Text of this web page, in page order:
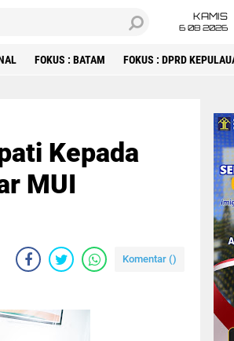
KAMIS
6 08 2026
FOKUS : BATAM FOKUS : DPRD
Kepada
MUI
Komentar ()